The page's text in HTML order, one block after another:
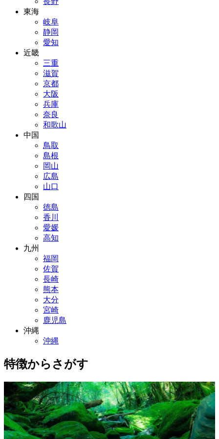
東海
岐阜
静岡
愛知
近畿
三重
滋賀
京都
大阪
兵庫
奈良
和歌山
中国
鳥取
島根
岡山
広島
山口
四国
徳島
香川
愛媛
高知
九州
福岡
佐賀
長崎
熊本
大分
宮崎
鹿児島
沖縄
沖縄
特徴からさがす